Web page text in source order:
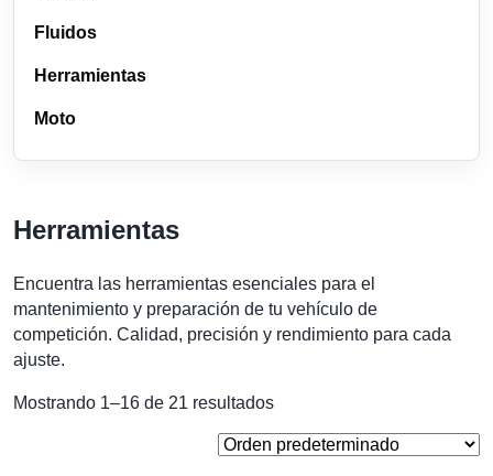
Fluidos
Herramientas
Moto
Herramientas
Encuentra las herramientas esenciales para el
mantenimiento y preparación de tu vehículo de
competición. Calidad, precisión y rendimiento para cada
ajuste.
Mostrando 1–16 de 21 resultados